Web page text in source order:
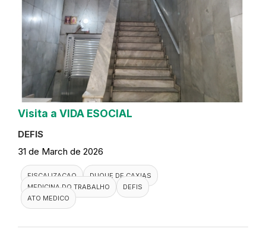
Visita a VIDA ESOCIAL
DEFIS
31 de March de 2026
FISCALIZACAO
DUQUE DE CAXIAS
MEDICINA DO TRABALHO
DEFIS
ATO MEDICO